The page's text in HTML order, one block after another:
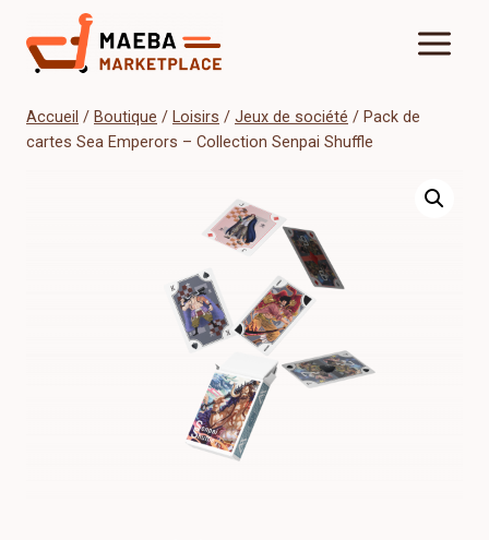
contenu
Accueil / Boutique / Loisirs / Jeux de société / Pack de
cartes Sea Emperors – Collection Senpai Shuffle